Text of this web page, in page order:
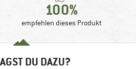
100%
empfehlen dieses Produkt
DU DAZU?